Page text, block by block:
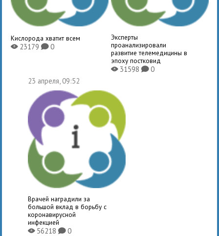
Кислорода хватит всем
X23179K0
Эксперты
проанализировали
развитие телемедицины в
эпоху постковид
X31598 K0
23 апреля, 09:52
Врачей наградили за
большой вклад в борьбу с
коронавирусной
инфекцией
X56218K0